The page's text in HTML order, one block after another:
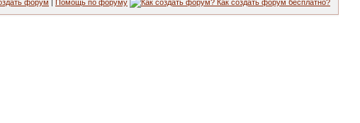
форум | Помощь по форуму